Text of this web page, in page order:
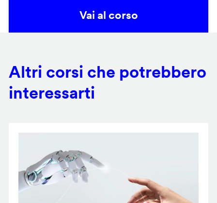
Vai al corso
Altri corsi che potrebbero
interessarti